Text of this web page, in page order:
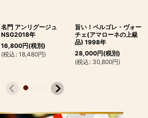
名門 アンリグージュ
NSG2018年
16,800円(税別)
(税込 : 18,480円)
旨い！ペルゴレ・ヴォー
チェ(アマローネの上級
品) 1998年
28,000円(税別)
(税込 : 30,800円)